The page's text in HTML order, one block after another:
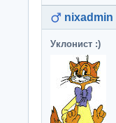
nixadmin
Уклонист :)